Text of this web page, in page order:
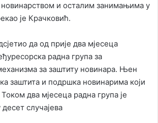
и осталим занимањима у
је Крачковић.
да од прије два мјесеца
радна група за
за заштиту новинара. Њен
заштита и подршка новинарима који
два мјесеца радна група је
случајева